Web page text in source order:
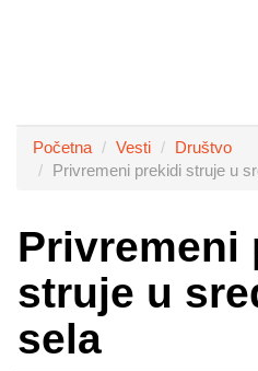
Početna Vesti
Društvo
Privremeni prekidi struje u
Privremeni
struje u
sela